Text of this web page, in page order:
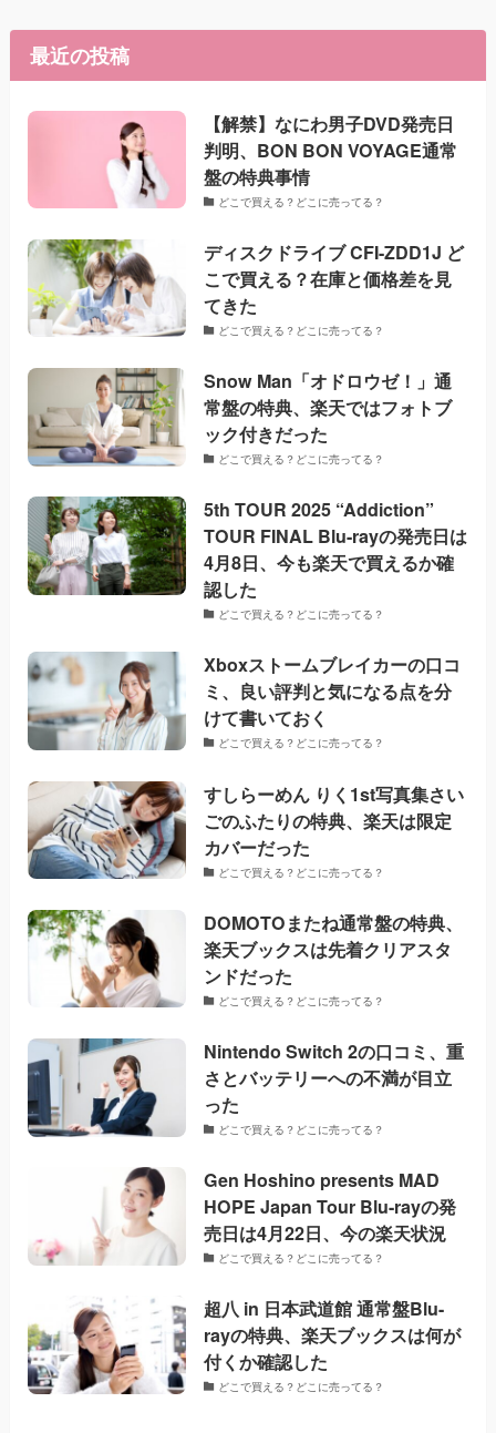
最近の投稿
【解禁】なにわ男子DVD発売日
判明、BON BON VOYAGE通常
盤の特典事情
どこで買える？どこに売ってる？
ディスクドライブ CFI-ZDD1J ど
こで買える？在庫と価格差を見
てきた
どこで買える？どこに売ってる？
Snow Man「オドロウゼ！」通
常盤の特典、楽天ではフォトブ
ック付きだった
どこで買える？どこに売ってる？
5th TOUR 2025 “Addiction”
TOUR FINAL Blu-rayの発売日は
4月8日、今も楽天で買えるか確
認した
どこで買える？どこに売ってる？
Xboxストームブレイカーの口コ
ミ、良い評判と気になる点を分
けて書いておく
どこで買える？どこに売ってる？
すしらーめん りく1st写真集さい
ごのふたりの特典、楽天は限定
カバーだった
どこで買える？どこに売ってる？
DOMOTOまたね通常盤の特典、
楽天ブックスは先着クリアスタ
ンドだった
どこで買える？どこに売ってる？
Nintendo Switch 2の口コミ、重
さとバッテリーへの不満が目立
った
どこで買える？どこに売ってる？
Gen Hoshino presents MAD
HOPE Japan Tour Blu-rayの発
売日は4月22日、今の楽天状況
どこで買える？どこに売ってる？
超八 in 日本武道館 通常盤Blu-
rayの特典、楽天ブックスは何が
付くか確認した
どこで買える？どこに売ってる？